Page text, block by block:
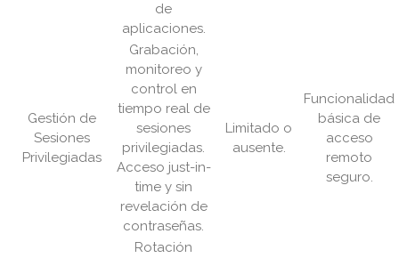
de
aplicaciones.
Gestión de
Sesiones
Privilegiadas
Grabación,
monitoreo y
control en
tiempo real de
sesiones
privilegiadas.
Acceso just-in-
time y sin
revelación de
contraseñas.
Limitado o
ausente.
Funcionalidad
básica de
acceso
remoto
seguro.
Rotación